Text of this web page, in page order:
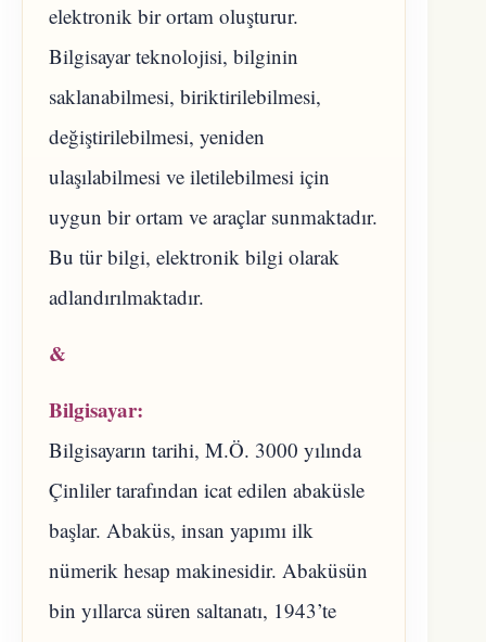
elektronik bir ortam oluşturur.
Bilgisayar teknolojisi, bilginin
saklanabilmesi, biriktirilebilmesi,
değiştirilebilmesi, yeniden
ulaşılabilmesi ve iletilebilmesi için
uygun bir ortam ve araçlar sunmaktadır.
Bu tür bilgi, elektronik bilgi olarak
adlandırılmaktadır.
&
Bilgisayar:
Bilgisayarın tarihi, M.Ö. 3000 yılında
Çinliler tarafından icat edilen abaküsle
başlar. Abaküs, insan yapımı ilk
nümerik hesap makinesidir. Abaküsün
bin yıllarca süren saltanatı, 1943’te